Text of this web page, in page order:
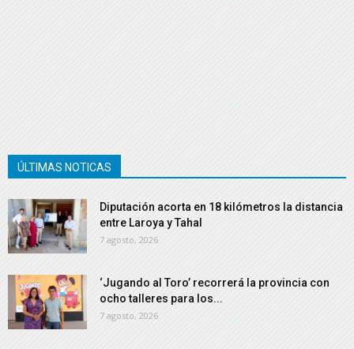
ÚLTIMAS NOTICAS
Diputación acorta en 18 kilómetros la distancia
entre Laroya y Tahal
7 agosto, 2026
‘Jugando al Toro’ recorrerá la provincia con
ocho talleres para los...
7 agosto, 2026